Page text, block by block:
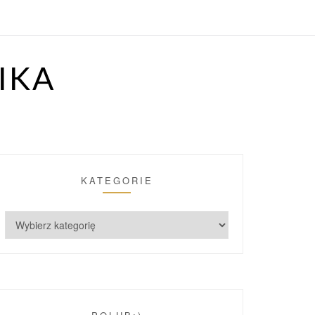
KATEGORIE